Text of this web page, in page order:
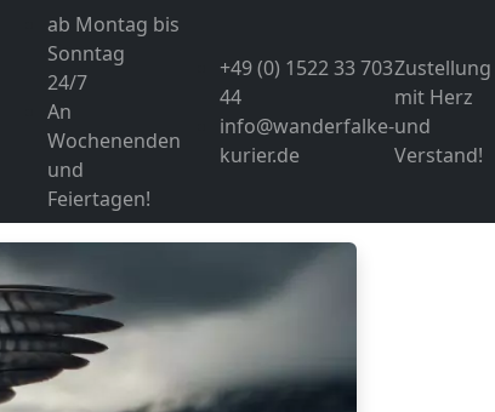
ab Montag bis
Sonntag
24/7
An
Wochenenden
und
Feiertagen!
+49 (0) 1522 33 703
44
info@wanderfalke-
kurier.de
Zustellung
mit Herz
und
Verstand!